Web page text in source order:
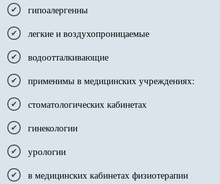
гипоалергенны
легкие и воздухопроницаемые
водоотталкивающие
применимы в медицинских учреждениях:
стоматологических кабинетах
гинекологии
урологии
в медицинских кабинетах физиотерапии